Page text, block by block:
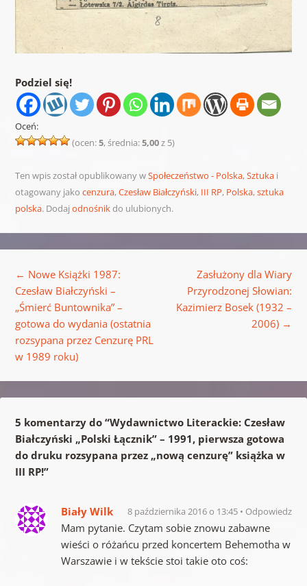
Podziel się!
Oceń:
(ocen:5, średnia:5,00z 5)
Ten wpis został opublikowany wSpołeczeństwo - Polska,Sztukai
otagowany jako cenzura,Czesław Białczyński, III RP, Polska,sztuka
polska. Dodaj odnośnikdo ulubionych.
← Nowe Książki 1987:
Czesław Białczyński –
„Śmierć Buntownika” –
gotowa do wydania (ostatnia
rozsypana przez Cenzurę PRL
w 1989 roku)
Zasłużony dla Wiary
Przyrodzonej Słowian:
Kazimierz Bosek (1932 –
2006) →
5 komentarzy do “Wydawnictwo Literackie: Czesław
Białczyński „Polski Łącznik” – 1991, pierwsza gotowa
do druku rozsypana przez „nową cenzurę” książka w
III RP!”
Biały Wilk 8 października 2016 o 13:45 Odpowiedz
Mam pytanie. Czytam sobie znowu zabawne
wieści o różańcu przed koncertem Behemotha w
Warszawie i w tekście stoi takie oto coś: